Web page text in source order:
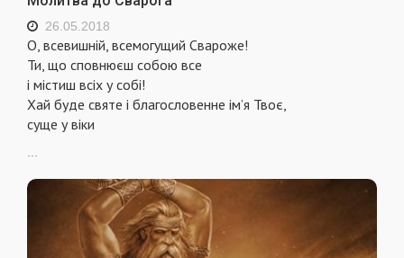
26.05.2018
О, всевишній, всемогущий Свароже!
Ти, що сповнюєш собою все
і містиш всіх у собі!
Хай буде святе і благословенне ім’я Твоє,
суще у віки
...